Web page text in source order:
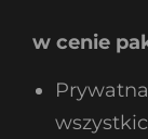
w cenie